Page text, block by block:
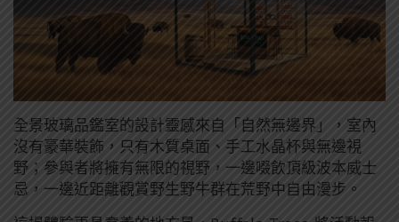
全景玻璃品鑑室的設計靈感來自「自然無邊界」，室內
沒有豪華裝飾，只有木質桌面、手工水晶杯與無邊視
野；參與者將擁有無限的視野，一邊啜飲頂級波本威士
忌，一邊近距離觀賞野生野牛群在荒野中自由漫步。